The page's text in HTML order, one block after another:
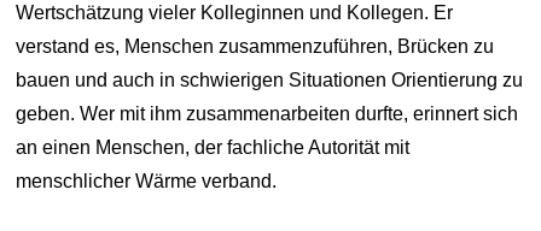
Wertschätzung vieler Kolleginnen und Kollegen. Er
verstand es, Menschen zusammenzuführen, Brücken zu
bauen und auch in schwierigen Situationen Orientierung zu
geben. Wer mit ihm zusammenarbeiten durfte, erinnert sich
an einen Menschen, der fachliche Autorität mit
menschlicher Wärme verband.